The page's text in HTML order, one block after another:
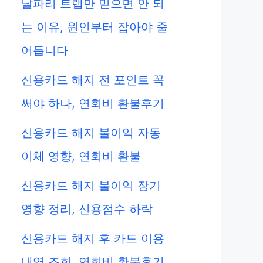
날파리 트랩만 믿으면 안 되
는 이유, 원인부터 잡아야 줄
어듭니다
신용카드 해지 전 포인트 꼭
써야 하나, 연회비 환불후기
신용카드 해지 불이익 자동
이체 영향, 연회비 환불
신용카드 해지 불이익 장기
영향 정리, 신용점수 하락
신용카드 해지 후 카드 이용